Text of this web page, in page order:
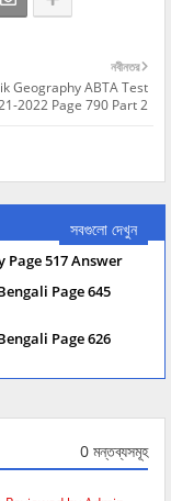
নবীনতর
Geography ABTA Test
2022 Page 790 Part 2
সবগুলো দেখুন
Page 517 Answer
Page 645
Page 626
0 মন্তব্যসমূহ